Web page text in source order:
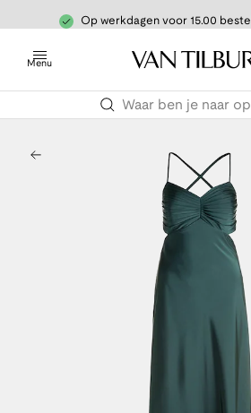
Op werkdagen voor 15.00
Menu